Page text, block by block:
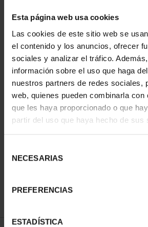
Esta página web usa cookies
Las cookies de este sitio web se
el contenido y los anuncios, ofrecer
sociales y analizar el tráfico.
información sobre el uso que haga
nuestros partners de redes sociales,
web, quienes pueden combinarla con
que les haya proporcionado o que
partir del uso que haya hecho de sus
NECESARIAS
PREFERENCIAS
ESTADÍSTICA
73,00 €